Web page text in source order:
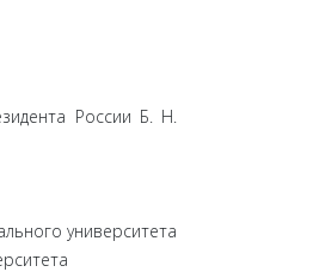
России Б. Н.
университета